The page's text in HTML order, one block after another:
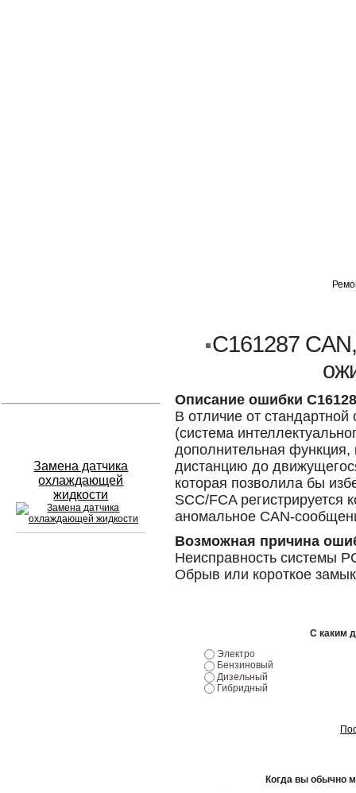
Замена датчика
охлаждающей
жидкости
C161287
Описание ошибки
В отличие от
(система
дополнительная функция,
дистанцию до
которая позволила бы
SCC/FCA регистрируется
аномальное CAN-
Возможная причина
Неисправность системы
Обрыв или короткое
С каким
Электро
Бензиновый
Дизельный
Гибридный
Когда вы обычно